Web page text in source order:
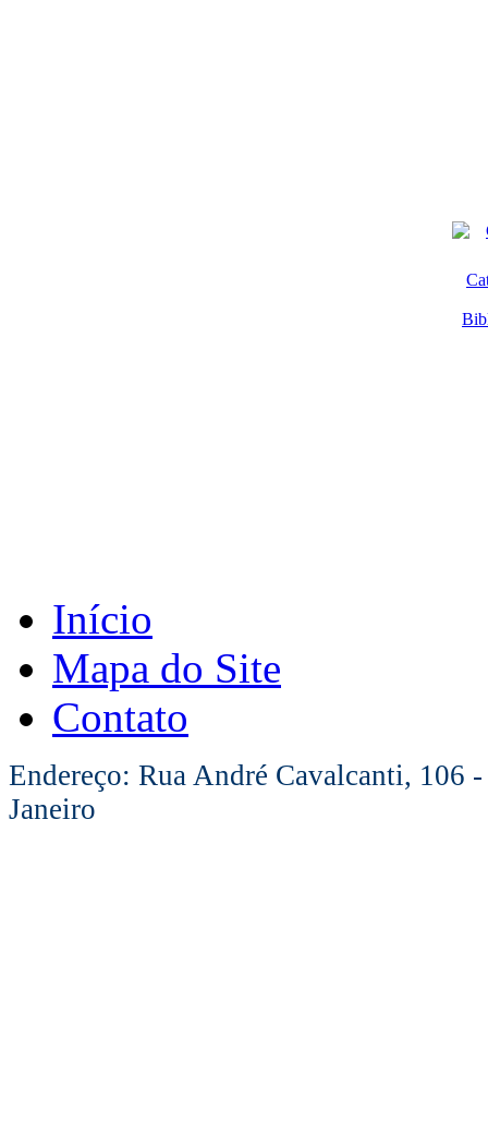
Início
Mapa do Site
Contato
Endereço: Rua André Cavalcanti, 106
Janeiro